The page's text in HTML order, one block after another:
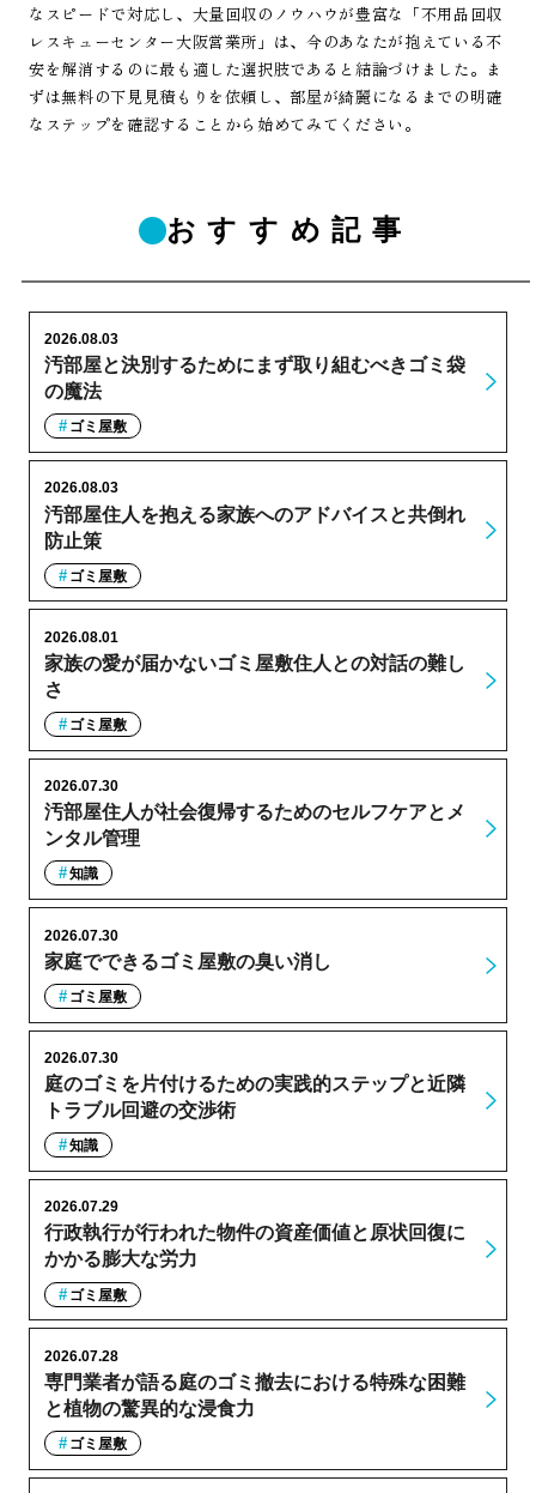
なスピードで対応し、大量回収のノウハウが豊富な「不用品回収
レスキューセンター大阪営業所」は、今のあなたが抱えている不
安を解消するのに最も適した選択肢であると結論づけました。ま
ずは無料の下見見積もりを依頼し、部屋が綺麗になるまでの明確
なステップを確認することから始めてみてください。
おすすめ記事
汚部屋と決別するためにまず取り組むべきゴミ袋
の魔法
2026.08.03
ゴミ屋敷
汚部屋住人を抱える家族へのアドバイスと共倒れ
防止策
2026.08.03
ゴミ屋敷
家族の愛が届かないゴミ屋敷住人との対話の難し
さ
2026.08.01
ゴミ屋敷
汚部屋住人が社会復帰するためのセルフケアとメ
ンタル管理
2026.07.30
知識
家庭でできるゴミ屋敷の臭い消し
2026.07.30
ゴミ屋敷
庭のゴミを片付けるための実践的ステップと近隣
トラブル回避の交渉術
2026.07.30
知識
行政執行が行われた物件の資産価値と原状回復に
かかる膨大な労力
2026.07.29
ゴミ屋敷
専門業者が語る庭のゴミ撤去における特殊な困難
と植物の驚異的な浸食力
2026.07.28
ゴミ屋敷